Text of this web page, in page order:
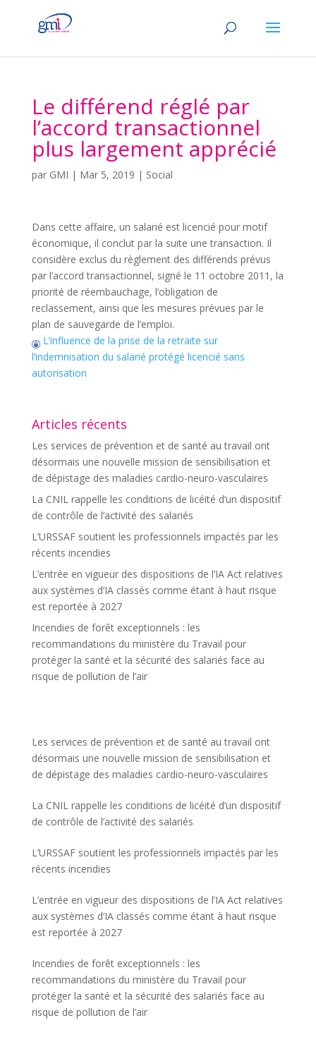
Le différend réglé par
l’accord transactionnel
plus largement apprécié
par GMI | Mar 5, 2019 | Social
Dans cette affaire, un salarié est licencié pour motif
économique, il conclut par la suite une transaction. Il
considère exclus du règlement des différends prévus
par l’accord transactionnel, signé le 11 octobre 2011, la
priorité de réembauchage, l’obligation de
reclassement, ainsi que les mesures prévues par le
plan de sauvegarde de l’emploi.
L’influence de la prise de la retraite sur
l’indemnisation du salarié protégé licencié sans
autorisation
Articles récents
Les services de prévention et de santé au travail ont
désormais une nouvelle mission de sensibilisation et
de dépistage des maladies cardio-neuro-vasculaires
La CNIL rappelle les conditions de licéité d’un dispositif
de contrôle de l’activité des salariés
L’URSSAF soutient les professionnels impactés par les
récents incendies
L’entrée en vigueur des dispositions de l’IA Act relatives
aux systèmes d’IA classés comme étant à haut risque
est reportée à 2027
Incendies de forêt exceptionnels : les
recommandations du ministère du Travail pour
protéger la santé et la sécurité des salariés face au
risque de pollution de l’air
Les services de prévention et de santé au travail ont
désormais une nouvelle mission de sensibilisation et
de dépistage des maladies cardio-neuro-vasculaires
La CNIL rappelle les conditions de licéité d’un dispositif
de contrôle de l’activité des salariés
L’URSSAF soutient les professionnels impactés par les
récents incendies
L’entrée en vigueur des dispositions de l’IA Act relatives
aux systèmes d’IA classés comme étant à haut risque
est reportée à 2027
Incendies de forêt exceptionnels : les
recommandations du ministère du Travail pour
protéger la santé et la sécurité des salariés face au
risque de pollution de l’air